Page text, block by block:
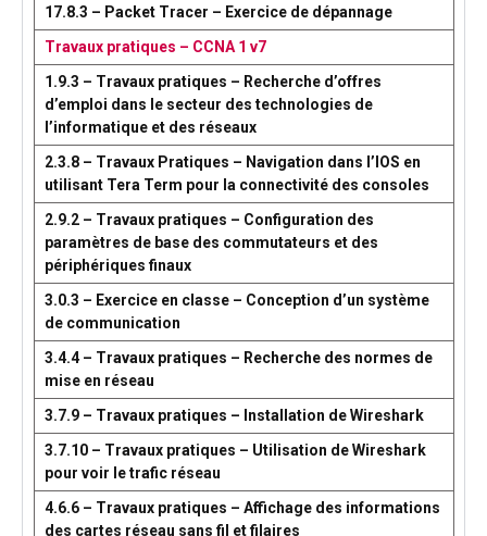
17.8.3 – Packet Tracer – Exercice de dépannage
Travaux pratiques – CCNA 1 v7
1.9.3 – Travaux pratiques – Recherche d’offres
d’emploi dans le secteur des technologies de
l’informatique et des réseaux
2.3.8 – Travaux Pratiques – Navigation dans l’IOS en
utilisant Tera Term pour la connectivité des consoles
2.9.2 – Travaux pratiques – Configuration des
paramètres de base des commutateurs et des
périphériques finaux
3.0.3 – Exercice en classe – Conception d’un système
de communication
3.4.4 – Travaux pratiques – Recherche des normes de
mise en réseau
3.7.9 – Travaux pratiques – Installation de Wireshark
3.7.10 – Travaux pratiques – Utilisation de Wireshark
pour voir le trafic réseau
4.6.6 – Travaux pratiques – Affichage des informations
des cartes réseau sans fil et filaires